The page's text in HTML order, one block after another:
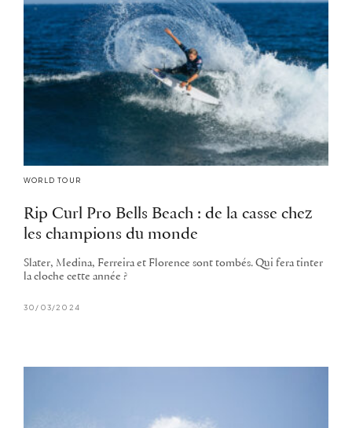
WORLD TOUR
Rip Curl Pro Bells Beach : de la casse chez
les champions du monde
Slater, Medina, Ferreira et Florence sont tombés. Qui fera tinter
la cloche cette année ?
30/03/2024